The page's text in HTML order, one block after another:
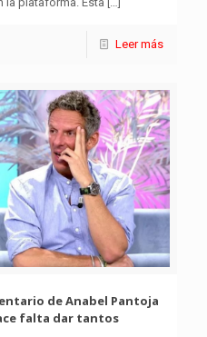
Leer más
de Anabel Pantoja
falta dar tantos